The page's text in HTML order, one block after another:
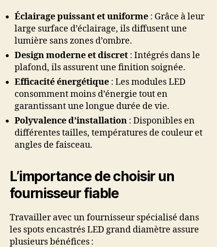
Éclairage puissant et uniforme : Grâce à leur
large surface d’éclairage, ils diffusent une
lumière sans zones d’ombre.
Design moderne et discret : Intégrés dans le
plafond, ils assurent une finition soignée.
Efficacité énergétique : Les modules LED
consomment moins d’énergie tout en
garantissant une longue durée de vie.
Polyvalence d’installation : Disponibles en
différentes tailles, températures de couleur et
angles de faisceau.
L’importance de choisir un
fournisseur fiable
Travailler avec un fournisseur spécialisé dans
les spots encastrés LED grand diamètre assure
plusieurs bénéfices :